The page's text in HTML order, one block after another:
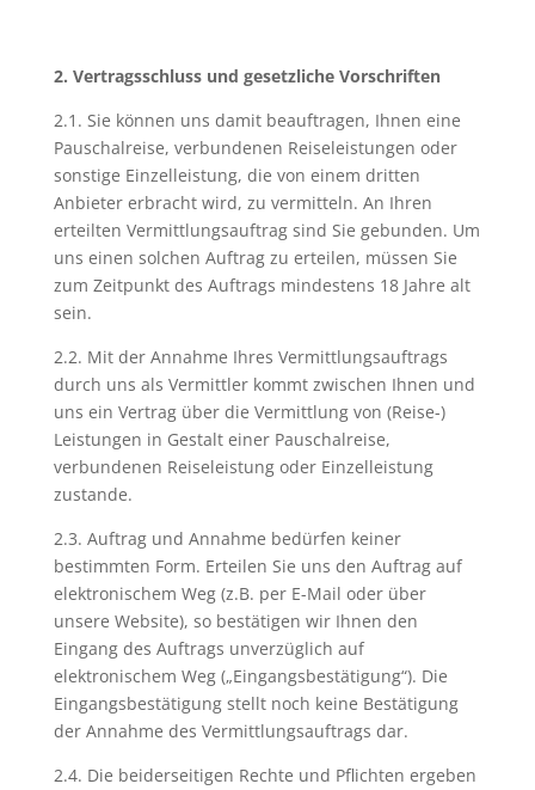
2. Vertragsschluss und gesetzliche Vorschriften
2.1. Sie können uns damit beauftragen, Ihnen eine
Pauschalreise, verbundenen Reiseleistungen oder
sonstige Einzelleistung, die von einem dritten
Anbieter erbracht wird, zu vermitteln. An Ihren
erteilten Vermittlungsauftrag sind Sie gebunden. Um
uns einen solchen Auftrag zu erteilen, müssen Sie
zum Zeitpunkt des Auftrags mindestens 18 Jahre alt
sein.
2.2. Mit der Annahme Ihres Vermittlungsauftrags
durch uns als Vermittler kommt zwischen Ihnen und
uns ein Vertrag über die Vermittlung von (Reise-)
Leistungen in Gestalt einer Pauschalreise,
verbundenen Reiseleistung oder Einzelleistung
zustande.
2.3. Auftrag und Annahme bedürfen keiner
bestimmten Form. Erteilen Sie uns den Auftrag auf
elektronischem Weg (z.B. per E-Mail oder über
unsere Website), so bestätigen wir Ihnen den
Eingang des Auftrags unverzüglich auf
elektronischem Weg („Eingangsbestätigung“). Die
Eingangsbestätigung stellt noch keine Bestätigung
der Annahme des Vermittlungsauftrags dar.
2.4. Die beiderseitigen Rechte und Pflichten ergeben